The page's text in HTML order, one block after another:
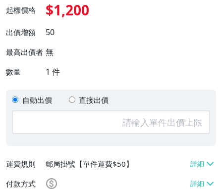
起標價格 $1,200
出價增額 50
最高出價者 無
數量 1 件
自動出價 直接出價
運費規則
郵局掛號【單件運費$50】
付款方式